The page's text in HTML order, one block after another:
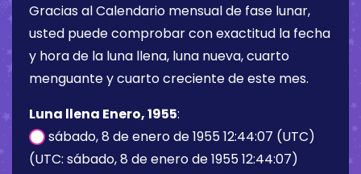
Gracias al Calendario mensual de fase lunar,
usted puede comprobar con exactitud la fecha
y hora de la luna llena, luna nueva, cuarto
menguante y cuarto creciente de este mes.
Luna llena Enero, 1955:
sábado, 8 de enero de 1955 12:44:07 (UTC)
(UTC: sábado, 8 de enero de 1955 12:44:07)